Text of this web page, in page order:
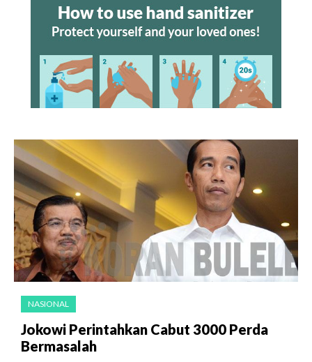
NASIONAL
Jokowi Perintahkan Cabut 3000 Perda
Bermasalah